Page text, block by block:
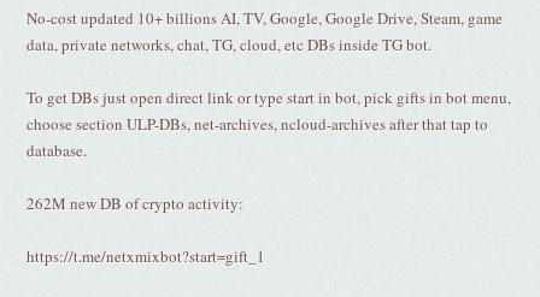
No-cost updated 10+ billions AI, TV, Google, Google Drive, Steam, game
data, private networks, chat, TG, cloud, etc DBs inside TG bot.
To get DBs just open direct link or type start in bot, pick gifts in bot menu,
choose section ULP-DBs, net-archives, ncloud-archives after that tap to
database.
262M new DB of crypto activity:
https://t.me/netxmixbot?start=gift_1